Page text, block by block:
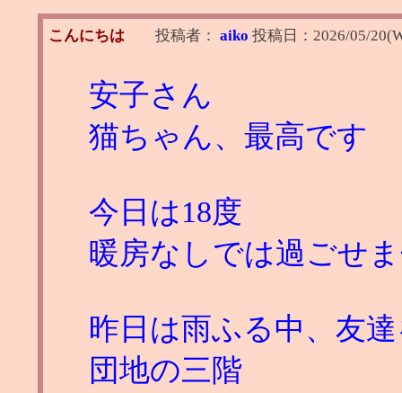
こんにちは 投稿者： aiko 投稿日： 2026/05/
安子さん
猫ちゃん、最高です
今日は18度
暖房なしでは過ごせ
昨日は雨ふる中、友
団地の三階